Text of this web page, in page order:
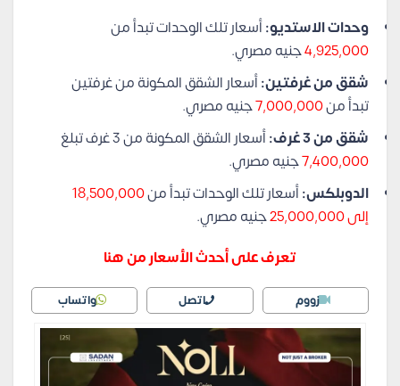
وحدات الاستديو:أسعار تلك الوحدات تبدأ من
4,925,000جنيه مصري.
شقق من غرفتين:أسعار الشقق المكونة من غرفتين
تبدأ من7,000,000جنيه مصري.
شقق من 3 غرف:
أسعار الشقق المكونة من 3 غرف تبلغ
7,400,000جنيه مصري.
الدوبلكس:أسعار تلك الوحدات تبدأ من18,500,000
إلى 25,000,000
جنيه مصري.
تعرف على أحدث الأسعار من هنا
زووم اتصل واتساب